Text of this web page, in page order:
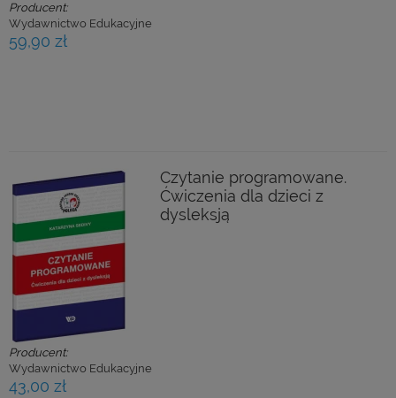
Producent:
Wydawnictwo Edukacyjne
59,90 zł
Czytanie programowane.
Ćwiczenia dla dzieci z
dysleksją
Producent:
Wydawnictwo Edukacyjne
43,00 zł